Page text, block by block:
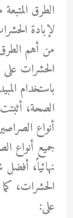
الطرق
لإبادة
من أهم
الحشرات
باستخدام
الصحة،
أنواع
جميع أنواع
نهائياً،
الحشرات،
على: